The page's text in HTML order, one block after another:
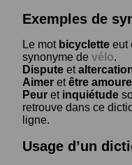
Exemples de
Le mot bicyclette eut
synonyme de vélo.
Dispute et
Aimer etêtre
Peur et inquiétude
retrouve dans ce
ligne.
Usage d’un